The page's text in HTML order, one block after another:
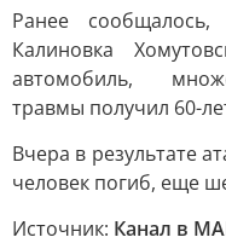
Ранее
Калиновка
автомобиль,
травмы получил 60-
Вчера в результате
человек погиб, еще
Источник: Канал в